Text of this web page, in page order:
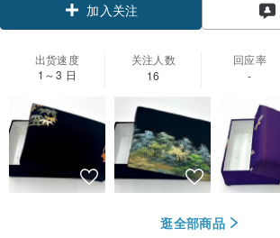
加入关注
出货速度
1～3 日
关注人数
16
回应率
-
逛全部商品